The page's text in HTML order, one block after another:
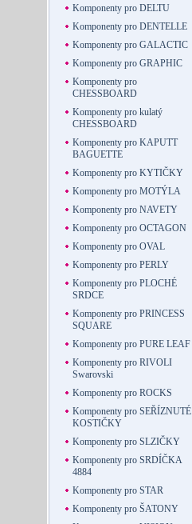
Komponenty pro DELTU
Komponenty pro DENTELLE
Komponenty pro GALACTIC
Komponenty pro GRAPHIC
Komponenty pro
CHESSBOARD
Komponenty pro kulatý
CHESSBOARD
Komponenty pro KAPUTT
BAGUETTE
Komponenty pro KYTIČKY
Komponenty pro MOTÝLA
Komponenty pro NAVETY
Komponenty pro OCTAGON
Komponenty pro OVAL
Komponenty pro PERLY
Komponenty pro PLOCHÉ
SRDCE
Komponenty pro PRINCESS
SQUARE
Komponenty pro PURE LEAF
Komponenty pro RIVOLI
Swarovski
Komponenty pro ROCKS
Komponenty pro SEŘÍZNUTÉ
KOSTIČKY
Komponenty pro SLZIČKY
Komponenty pro SRDÍČKA
4884
Komponenty pro STAR
Komponenty pro ŠATONY